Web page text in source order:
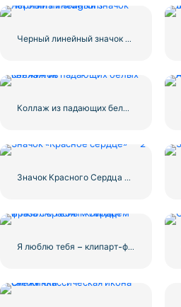
Черный линейный значок логотипа Instagram
Коллаж из падающих белых снежинок
Значок Красного Сердца – 2
Я люблю тебя – клипарт-фраза с красным сердцем